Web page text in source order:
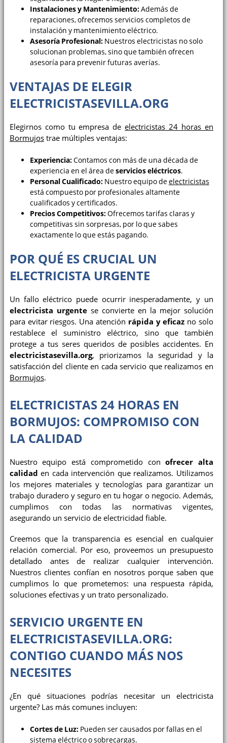
Instalaciones y Mantenimiento:Además de
reparaciones, ofrecemos servicios completos de
instalación y mantenimiento eléctrico.
Asesoría Profesional:Nuestros electricistas no solo
solucionan problemas, sino que también ofrecen
asesoría para prevenir futuras averías.
VENTAJAS DE ELEGIR
ELECTRICISTASEVILLA.ORG
Elegirnos como tu empresa deelectricistas 24 horas en
Bormujostrae múltiples ventajas:
Experiencia:Contamos con más de una década de
experiencia en el área deservicios eléctricos.
Personal Cualificado:Nuestro equipo deelectricistas
está compuesto por profesionales altamente
cualificados y certificados.
Precios Competitivos:Ofrecemos tarifas claras y
competitivas sin sorpresas, por lo que sabes
exactamente lo que estás pagando.
POR QUÉ ES CRUCIAL UN
ELECTRICISTA URGENTE
Un fallo eléctrico puede ocurrir inesperadamente, y un
electricista urgentese convierte en la mejor solución
para evitar riesgos. Una atención rápida y eficaz no solo
restablece el suministro eléctrico, sino que también
protege a tus seres queridos de posibles accidentes. En
electricistasevilla.org, priorizamos la seguridad y la
satisfacción del cliente en cada servicio que realizamos en
Bormujos.
ELECTRICISTAS 24 HORAS EN
BORMUJOS: COMPROMISO CON
LA CALIDAD
Nuestro equipo está comprometido conofrecer alta
calidad en cada intervención que realizamos. Utilizamos
los mejores materiales y tecnologías para garantizar un
trabajo duradero y seguro en tu hogar o negocio. Además,
cumplimos con todas las normativas vigentes,
asegurando un servicio de electricidad fiable.
Creemos que la transparencia es esencial en cualquier
relación comercial. Por eso, proveemos un presupuesto
detallado antes de realizar cualquier intervención.
Nuestros clientes confían en nosotros porque saben que
cumplimos lo que prometemos: una respuesta rápida,
soluciones efectivas y un trato personalizado.
SERVICIO URGENTE EN
ELECTRICISTASEVILLA.ORG:
CONTIGO CUANDO MÁS NOS
NECESITES
¿En qué situaciones podrías necesitar un electricista
urgente? Las más comunes incluyen:
Cortes de Luz:Pueden ser causados por fallas en el
sistema eléctrico o sobrecargas.